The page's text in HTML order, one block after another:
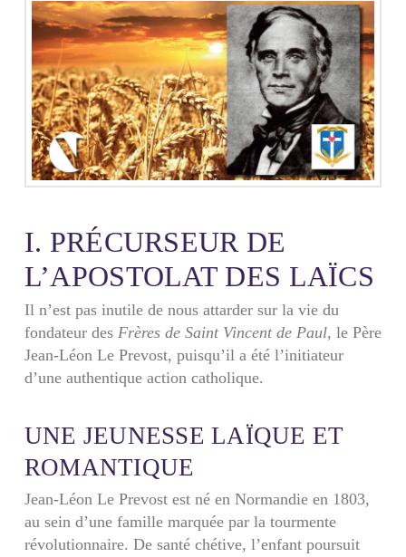
I. PRÉCURSEUR DE
L’APOSTOLAT DES LAÏCS
Il n’est pas inutile de nous attarder sur la vie du
fondateur des Frères de Saint Vincent de Paul, le Père
Jean-Léon Le Prevost, puisqu’il a été l’initiateur
d’une authentique action catholique.
UNE JEUNESSE LAÏQUE ET
ROMANTIQUE
Jean-Léon Le Prevost est né en Normandie en 1803,
au sein d’une famille marquée par la tourmente
révolutionnaire. De santé chétive, l’enfant poursuit